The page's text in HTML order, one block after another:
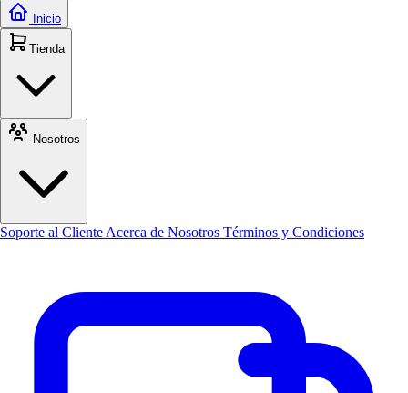
Inicio
Tienda
Nosotros
Soporte al Cliente Acerca de Nosotros Términos y Condiciones